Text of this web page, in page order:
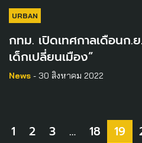
URBAN
กทม. ​เปิดเทศกาลเดือนก.
เด็กเปลี่ยนเมือง”
News - 30 สิงหาคม 2022
1 2 3 … 18 19